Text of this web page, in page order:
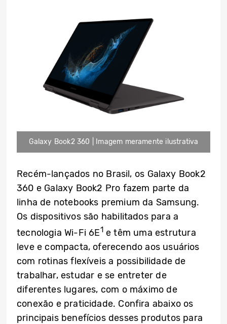
Galaxy Book2 360 | Imagem meramente ilustrativa
Recém-lançados no Brasil, os Galaxy Book2
360 e Galaxy Book2 Pro fazem parte da
linha de notebooks premium da Samsung.
Os dispositivos são habilitados para a
tecnologia Wi-Fi 6E1e têm uma estrutura
leve e compacta, oferecendo aos usuários
com rotinas flexíveis a possibilidade de
trabalhar, estudar e se entreter de
diferentes lugares, com o máximo de
conexão e praticidade. Confira abaixo os
principais benefícios desses produtos para